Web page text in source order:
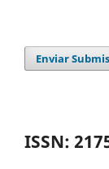
Enviar
ISSN: